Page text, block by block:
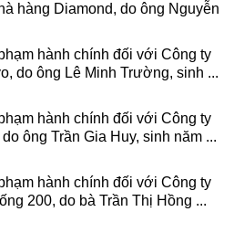
hàng Diamond, do ông Nguyễn
hành chính đối với Công ty
do ông Lê Minh Trường, sinh ...
hành chính đối với Công ty
ông Trần Gia Huy, sinh năm ...
hành chính đối với Công ty
200, do bà Trần Thị Hồng ...